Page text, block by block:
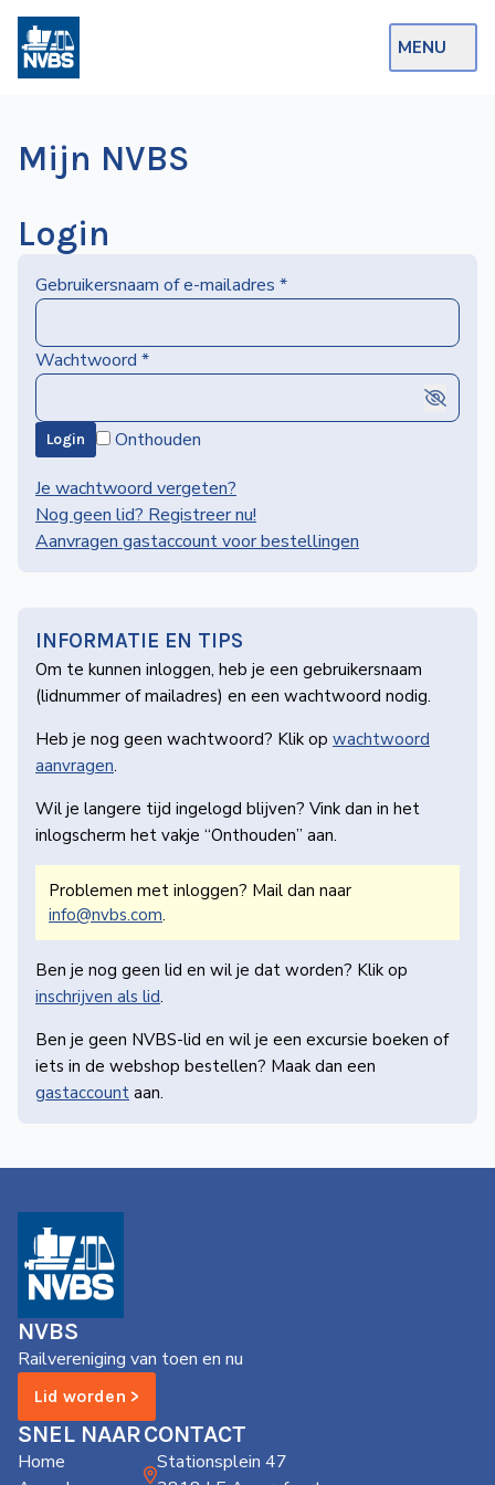
MENU
Op de Rails
NVBS Actueel
Excursies
Actueel
Ons
aanbod
Over
NVBS
Wegwijzer
NVBS
Mijn NVBS
Login
Gebruikersnaam of e-mailadres *
Wachtwoord *
Login
Onthouden
Je wachtwoord vergeten?
Nog geen lid? Registreer nu!
Aanvragen gastaccount voor bestellingen
INFORMATIE EN TIPS
Om te kunnen inloggen, heb je een gebruikers­naam
(lidnummer of mailadres) en een wachtwoord nodig.
Heb je nog geen wachtwoord? Klik op wachtwoord
aanvragen.
Wil je langere tijd ingelogd blijven? Vink dan in het
inlogscherm het vakje “Onthouden” aan.
Problemen met inloggen? Mail dan naar
info@nvbs.com.
Ben je nog geen lid en wil je dat worden? Klik op
inschrijven als lid.
Ben je geen NVBS-lid en wil je een excursie boeken of
iets in de webshop bestellen? Maak dan een
gastaccount aan.
NVBS
Railvereniging van toen en nu
Lid worden >
SNEL NAAR
Home
CONTACT
Stationsplein 47